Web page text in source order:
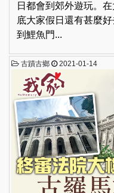
日都會到郊外遊玩。
底大家假日還有甚麼
到鯉魚門...
古蹟古鄉 2021-01-14